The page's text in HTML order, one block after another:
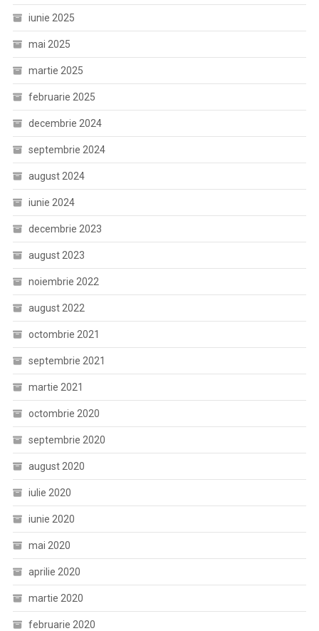
iunie 2025
mai 2025
martie 2025
februarie 2025
decembrie 2024
septembrie 2024
august 2024
iunie 2024
decembrie 2023
august 2023
noiembrie 2022
august 2022
octombrie 2021
septembrie 2021
martie 2021
octombrie 2020
septembrie 2020
august 2020
iulie 2020
iunie 2020
mai 2020
aprilie 2020
martie 2020
februarie 2020